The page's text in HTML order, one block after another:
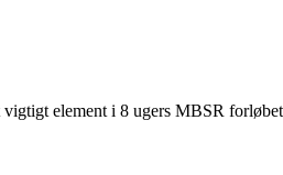
element i 8 ugers MBSR